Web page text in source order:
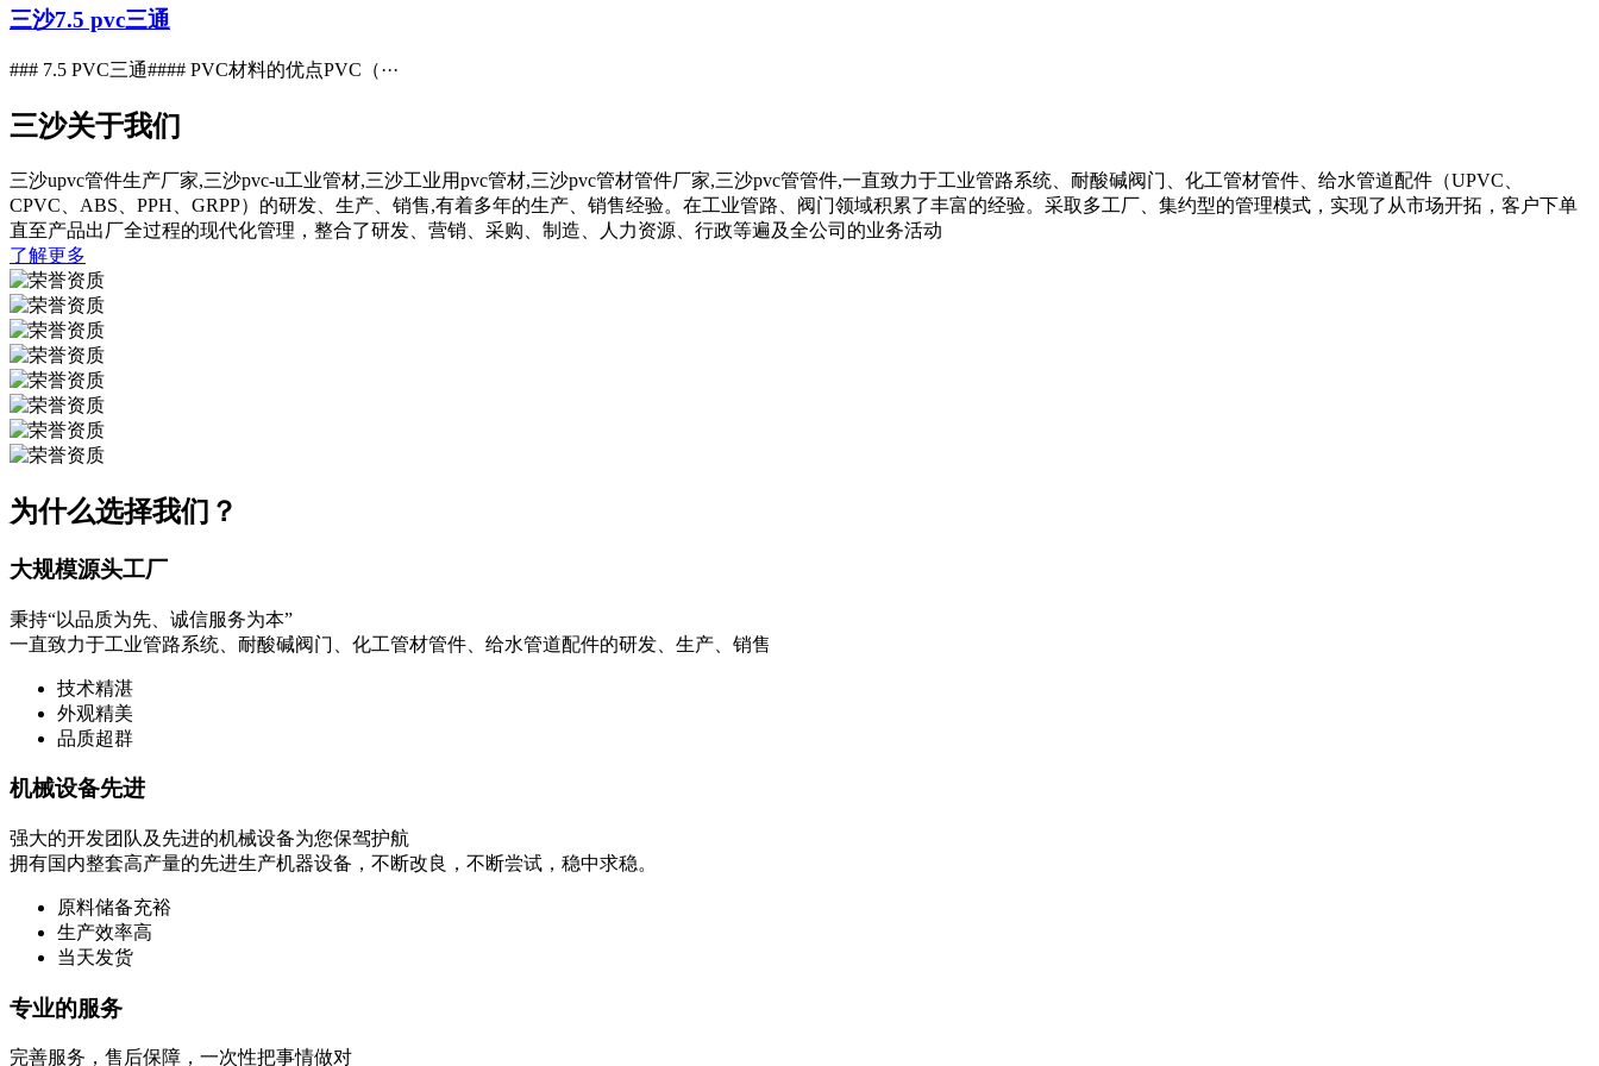
三沙7.5 pvc三通
### 7.5 PVC三通#### PVC材料的优点PVC（···
三沙关于我们
三沙upvc管件生产厂家,三沙pvc-u工业管材,三沙工业用pvc管材,三沙pvc管材管件厂家,三沙pvc管管件,一直致力于工业管路系统、耐酸碱阀门、化工管材管件、给水管道配件（UPVC、
CPVC、ABS、PPH、GRPP）的研发、生产、销售,有着多年的生产、销售经验。在工业管路、阀门领域积累了丰富的经验。采取多工厂、集约型的管理模式，实现了从市场开拓，客户下单
直至产品出厂全过程的现代化管理，整合了研发、营销、采购、制造、人力资源、行政等遍及全公司的业务活动
了解更多
为什么选择我们？
大规模源头工厂
秉持“以品质为先、诚信服务为本”
一直致力于工业管路系统、耐酸碱阀门、化工管材管件、给水管道配件的研发、生产、销售
技术精湛
外观精美
品质超群
机械设备先进
强大的开发团队及先进的机械设备为您保驾护航
拥有国内整套高产量的先进生产机器设备，不断改良，不断尝试，稳中求稳。
原料储备充裕
生产效率高
当天发货
专业的服务
完善服务，售后保障，一次性把事情做对